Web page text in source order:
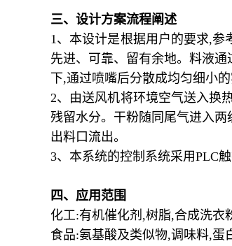
三、 设计方案流程阐述
1、本设计是根据用户的要求,参
先进、可靠、留有余地。料液
下,通过喷嘴后分散成均匀细小的
2、由送风机将环境空气送入换
残留水分。干粉随同尾气进入两
出料口流出。
3、本系统的控制系统采用PLC
四、 应用范围
化工:有机催化剂 ,树脂,合成洗衣
食品:氨基酸及类似物,调味料,蛋